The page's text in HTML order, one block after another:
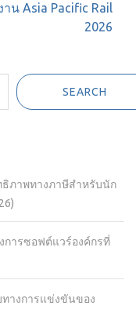
น Asia Pacific Rail
2026
SEARCH
ภาพทางภาษีสำหรับนัก
การซอฟต์แวร์องค์กรที่
างการแข่งขันของ